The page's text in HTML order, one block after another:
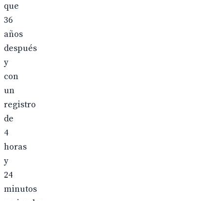
que
36
años
después
y
con
un
registro
de
4
horas
y
24
minutos